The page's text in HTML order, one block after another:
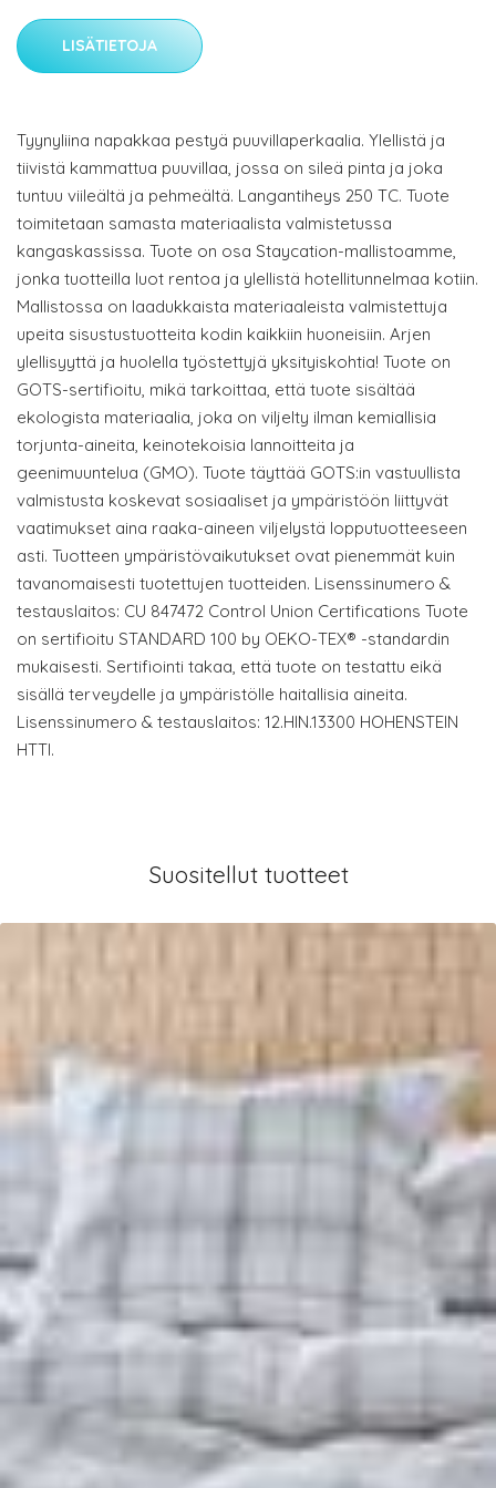
LISÄTIETOJA
Tyynyliina napakkaa pestyä puuvillaperkaalia. Ylellistä ja
tiivistä kammattua puuvillaa, jossa on sileä pinta ja joka
tuntuu viileältä ja pehmeältä. Langantiheys 250 TC. Tuote
toimitetaan samasta materiaalista valmistetussa
kangaskassissa. Tuote on osa Staycation-mallistoamme,
jonka tuotteilla luot rentoa ja ylellistä hotellitunnelmaa kotiin.
Mallistossa on laadukkaista materiaaleista valmistettuja
upeita sisustustuotteita kodin kaikkiin huoneisiin. Arjen
ylellisyyttä ja huolella työstettyjä yksityiskohtia! Tuote on
GOTS-sertifioitu, mikä tarkoittaa, että tuote sisältää
ekologista materiaalia, joka on viljelty ilman kemiallisia
torjunta-aineita, keinotekoisia lannoitteita ja
geenimuuntelua (GMO). Tuote täyttää GOTS:in vastuullista
valmistusta koskevat sosiaaliset ja ympäristöön liittyvät
vaatimukset aina raaka-aineen viljelystä lopputuotteeseen
asti. Tuotteen ympäristövaikutukset ovat pienemmät kuin
tavanomaisesti tuotettujen tuotteiden. Lisenssinumero &
testauslaitos: CU 847472 Control Union Certifications Tuote
on sertifioitu STANDARD 100 by OEKO-TEX® -standardin
mukaisesti. Sertifiointi takaa, että tuote on testattu eikä
sisällä terveydelle ja ympäristölle haitallisia aineita.
Lisenssinumero & testauslaitos: 12.HIN.13300 HOHENSTEIN
HTTI.
Suositellut tuotteet